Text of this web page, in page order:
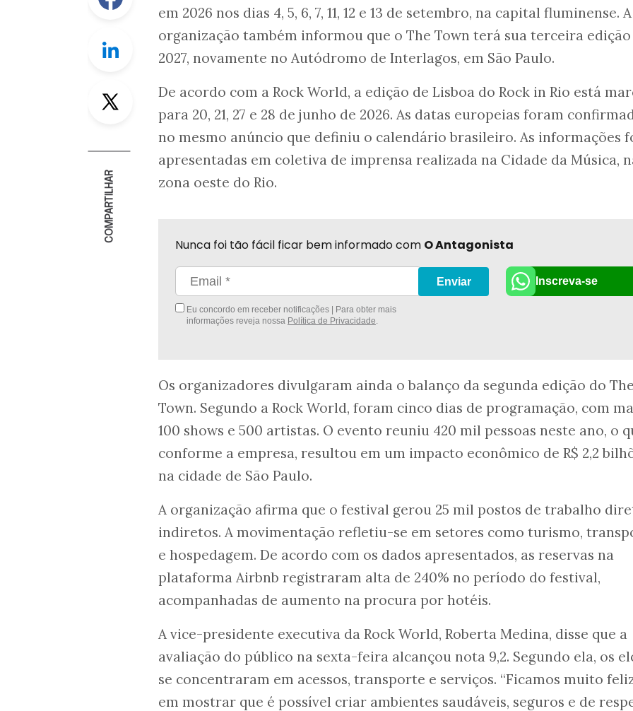
Linkedin
Twitter
COMPARTILHAR
em 2026 nos dias 4, 5, 6, 7, 11, 12 e 13 de setembro, na capital fluminense. A
organização também informou que o The Town terá sua terceira edição
2027, novamente no Autódromo de Interlagos, em São Paulo.
De acordo com a Rock World, a edição de Lisboa do Rock in Rio está
para 20, 21, 27 e 28 de junho de 2026. As datas europeias foram
no mesmo anúncio que definiu o calendário brasileiro. As informações
apresentadas em coletiva de imprensa realizada na Cidade da Música,
zona oeste do Rio.
Nunca foi tão fácil ficar bem informado com O Antagonista
Eu concordo em receber notificações | Para obter mais
informações reveja nossa Política de Privacidade.
Enviar Inscreva-se
Os organizadores divulgaram ainda o balanço da segunda edição do The
Town. Segundo a Rock World, foram cinco dias de programação, com
100 shows e 500 artistas. O evento reuniu 420 mil pessoas neste ano, o
conforme a empresa, resultou em um impacto econômico de R$ 2,2
na cidade de São Paulo.
A organização afirma que o festival gerou 25 mil postos de trabalho
indiretos. A movimentação refletiu-se em setores como turismo,
e hospedagem. De acordo com os dados apresentados, as reservas na
plataforma Airbnb registraram alta de 240% no período do festival,
acompanhadas de aumento na procura por hotéis.
A vice-presidente executiva da Rock World, Roberta Medina, disse que a
avaliação do público na sexta-feira alcançou nota 9,2. Segundo ela, os
se concentraram em acessos, transporte e serviços. “Ficamos muito
em mostrar que é possível criar ambientes saudáveis, seguros e de